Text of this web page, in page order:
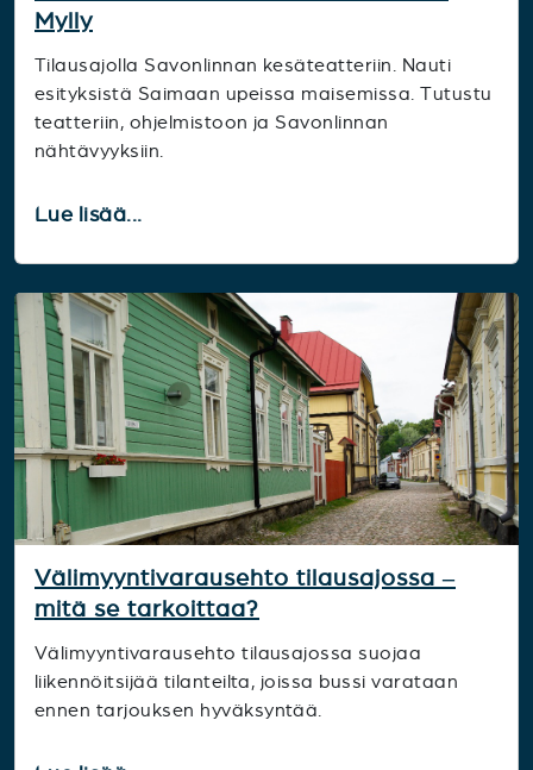
Mylly
Tilausajolla Savonlinnan kesäteatteriin. Nauti
esityksistä Saimaan upeissa maisemissa. Tutustu
teatteriin, ohjelmistoon ja Savonlinnan
nähtävyyksiin.
Lue lisää...
Välimyyntivarausehto tilausajossa –
mitä se tarkoittaa?
Välimyyntivarausehto tilausajossa suojaa
liikennöitsijää tilanteilta, joissa bussi varataan
ennen tarjouksen hyväksyntää.